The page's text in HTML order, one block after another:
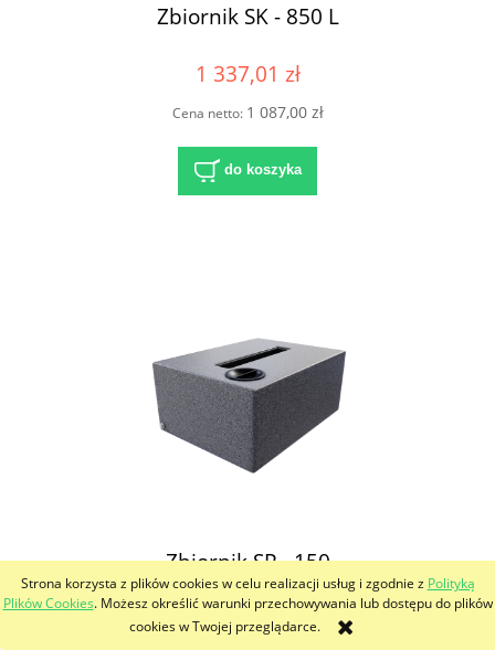
Strona korzysta z plików cookies w celu realizacji usług i zgodnie z Polityką
Plików Cookies. Możesz określić warunki przechowywania lub dostępu do plików
cookies w Twojej przeglądarce.
Zbiornik SK - 850 L
1 337,01 zł
Cena netto: 1 087,00 zł
do koszyka
Zbiornik SP - 150
505,53 zł